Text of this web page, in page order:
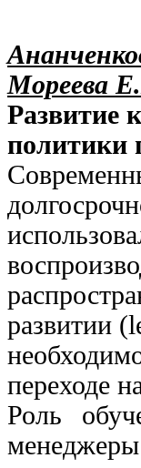
Мореева
Развитие
политики
развитии
переходе
Роль